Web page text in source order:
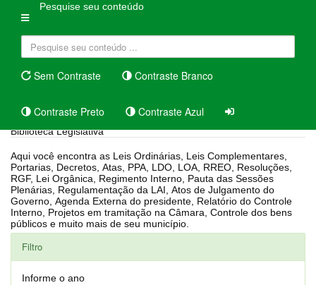
Pesquise seu conteúdo
Sem Contraste Contraste Branco
Contraste Preto Contraste Azul
Biblioteca Legislativa
Aqui você encontra as Leis Ordinárias, Leis Complementares,
Portarias, Decretos, Atas, PPA, LDO, LOA, RREO, Resoluções,
RGF, Lei Orgânica, Regimento Interno, Pauta das Sessões
Plenárias, Regulamentação da LAI, Atos de Julgamento do
Governo, Agenda Externa do presidente, Relatório do Controle
Interno, Projetos em tramitação na Câmara, Controle dos bens
públicos e muito mais de seu município.
Filtro
Informe o ano